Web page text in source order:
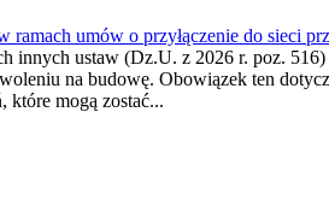
umów o przyłączenie do sieci
innych ustaw (Dz.U. z 2026 r. poz.
na budowę. Obowiązek ten
które mogą zostać...